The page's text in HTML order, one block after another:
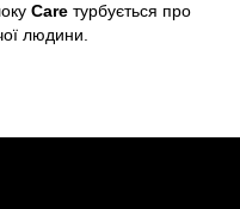
Care турбується про
людини.